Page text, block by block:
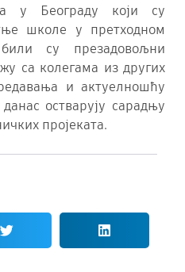
у Београду који су
школе у претходном
су презадовољни
са колегама из других
и актуелношћу
остварују сарадњу
пројеката.